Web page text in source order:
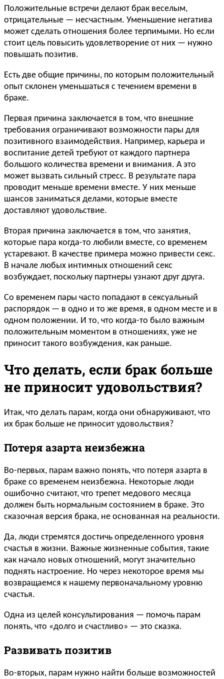
Положительные встречи делают брак веселым,
отрицательные — несчастным. Уменьшение негатива
может сделать отношения более терпимыми. Но если
стоит цель повысить удовлетворение от них — нужно
повышать позитив.
Есть две общие причины, по которым положительный
опыт склонен уменьшаться с течением времени в
браке.
Первая причина заключается в том, что внешние
требования ограничивают возможности пары для
позитивного взаимодействия. Например, карьера и
воспитание детей требуют от каждого партнера
большого количества времени и внимания. А это
может вызвать сильный стресс. В результате пара
проводит меньше времени вместе. У них меньше
шансов заниматься делами, которые вместе
доставляют удовольствие.
Вторая причина заключается в том, что занятия,
которые пара когда-то любили вместе, со временем
устаревают. В качестве примера можно привести секс.
В начале любых интимных отношений секс
возбуждает, поскольку партнеры узнают друг друга.
Со временем пары часто попадают в сексуальный
распорядок — в одно и то же время, в одном месте и в
одном положении. И то, что когда-то было важным
положительным моментом в отношениях, уже не
приносит такого возбуждения, как раньше.
Что делать, если брак больше
не приносит удовольствия?
Итак, что делать парам, когда они обнаруживают, что
их брак больше не приносит удовольствия?
Потеря азарта неизбежна
Во-первых, парам важно понять, что потеря азарта в
браке со временем неизбежна. Некоторые люди
ошибочно считают, что трепет медового месяца
должен быть нормальным состоянием в браке. Это
сказочная версия брака, не основанная на реальности.
Да, люди стремятся достичь определенного уровня
счастья в жизни. Важные жизненные события, такие
как начало новых отношений, могут значительно
поднять настроение. Но через некоторое время мы
возвращаемся к нашему первоначальному уровню
счастья.
Одна из целей консультирования — помочь парам
понять, что «долго и счастливо» — это сказка.
Развивать позитив
Во-вторых, парам нужно найти больше возможностей